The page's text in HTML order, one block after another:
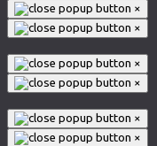
×
×
×
×
×
×